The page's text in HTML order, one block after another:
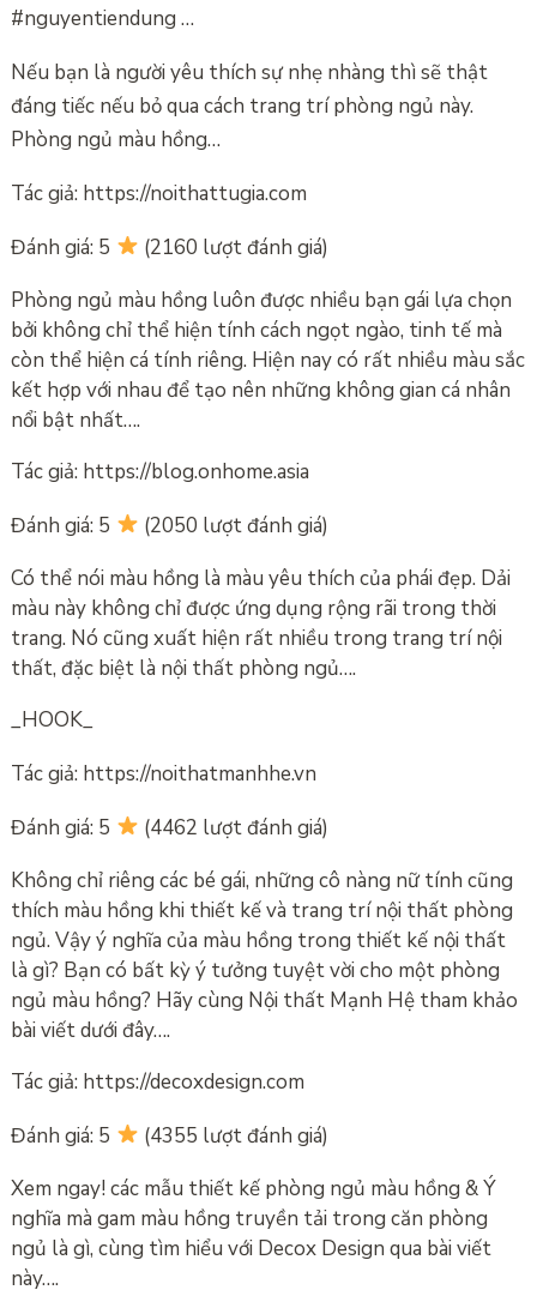
#nguyentiendung …
Nếu bạn là người yêu thích sự nhẹ nhàng thì sẽ thật
đáng tiếc nếu bỏ qua cách trang trí phòng ngủ này.
Phòng ngủ màu hồng…
Tác giả: https://noithattugia.com
Đánh giá: 5
(2160 lượt đánh giá)
Phòng ngủ màu hồng luôn được nhiều bạn gái lựa chọn
bởi không chỉ thể hiện tính cách ngọt ngào, tinh tế mà
còn thể hiện cá tính riêng. Hiện nay có rất nhiều màu sắc
kết hợp với nhau để tạo nên những không gian cá nhân
nổi bật nhất….
Tác giả: https://blog.onhome.asia
Đánh giá: 5
(2050 lượt đánh giá)
Có thể nói màu hồng là màu yêu thích của phái đẹp. Dải
màu này không chỉ được ứng dụng rộng rãi trong thời
trang. Nó cũng xuất hiện rất nhiều trong trang trí nội
thất, đặc biệt là nội thất phòng ngủ….
_HOOK_
Tác giả: https://noithatmanhhe.vn
Đánh giá: 5
(4462 lượt đánh giá)
Không chỉ riêng các bé gái, những cô nàng nữ tính cũng
thích màu hồng khi thiết kế và trang trí nội thất phòng
ngủ. Vậy ý nghĩa của màu hồng trong thiết kế nội thất
là gì? Bạn có bất kỳ ý tưởng tuyệt vời cho một phòng
ngủ màu hồng? Hãy cùng Nội thất Mạnh Hệ tham khảo
bài viết dưới đây….
Tác giả: https://decoxdesign.com
Đánh giá: 5
(4355 lượt đánh giá)
Xem ngay! các mẫu thiết kế phòng ngủ màu hồng & Ý
nghĩa mà gam màu hồng truyền tải trong căn phòng
ngủ là gì, cùng tìm hiểu với Decox Design qua bài viết
này….